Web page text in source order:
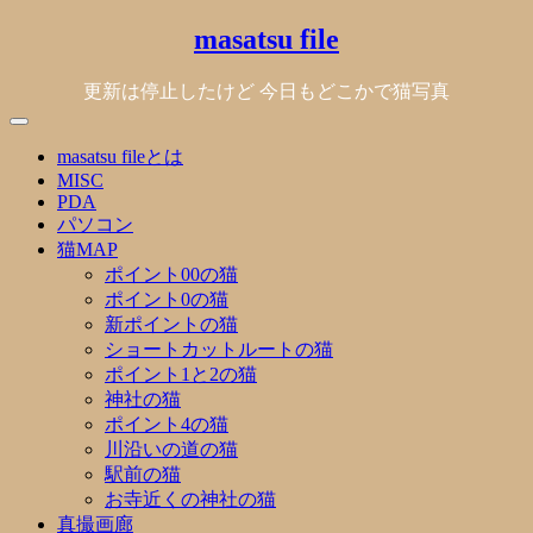
masatsu file
更新は停止したけど 今日もどこかで猫写真
masatsu fileとは
MISC
PDA
パソコン
猫MAP
ポイント00の猫
ポイント0の猫
新ポイントの猫
ショートカットルートの猫
ポイント1と2の猫
神社の猫
ポイント4の猫
川沿いの道の猫
駅前の猫
お寺近くの神社の猫
真撮画廊